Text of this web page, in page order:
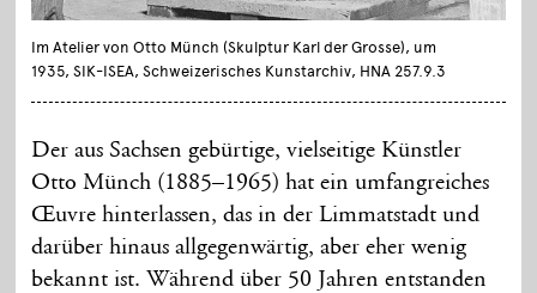
Im Atelier von Otto Münch (Skulptur Karl der Grosse), um
1935, SIK-ISEA, Schweizerisches Kunstarchiv, HNA 257.9.3
Der aus Sachsen gebürtige, vielseitige Künstler
Otto Münch (1885–1965) hat ein umfangreiches
Œuvre hinterlassen, das in der Limmatstadt und
darüber hinaus allgegenwärtig, aber eher wenig
bekannt ist. Während über 50 Jahren entstanden